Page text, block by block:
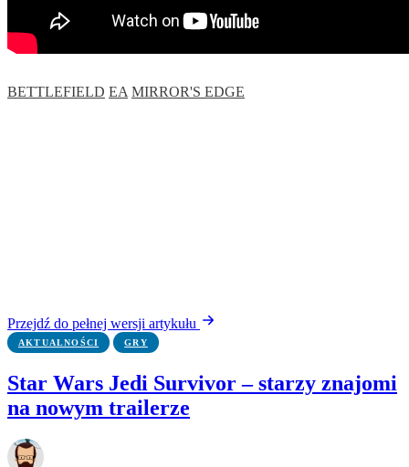
BETTLEFIELD EA MIRROR'S EDGE
Przejdź do pełnej wersji artykułu
AKTUALNOŚCI GRY
Star Wars Jedi Survivor – starzy znajomi
na nowym trailerze